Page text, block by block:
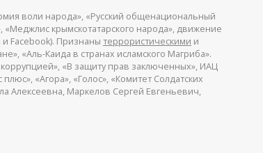
воли народа», «Русский общенациональный
крымскотатарского народа», движение
Facebook). Признаны террористическими и
«Аль-Каида в странах исламского Магриба».
«В защиту прав заключенных», ИАЦ
«Агора», «Голос», «Комитет Солдатских
Алексеевна, Маркелов Сергей Евгеньевич,